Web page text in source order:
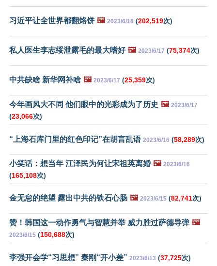
习近平让全世界都翻烙饼 🖼️ 2023/6/18 (202,519次)
私人医生李志绥泄露毛的最大嗜好 🖼️ 2023/6/17 (75,374次)
中共缺啥 新华网补啥 🖼️ 2023/6/17 (25,359次)
今年画风大不同 他们眼中的光彩成为了历史 🖼️ 2023/6/17
(23,066次)
“上海石库门里的红色印记”在胡言乱语 2023/6/16 (58,289次)
小笑话：想当年 江泽民为何让宋祖英离婚 🖼️ 2023/6/16
(165,108次)
金无怠的绝望 露出中共的铁石心肠 🖼️ 2023/6/15 (82,741次)
赞！韩国这一动作勇气与智慧并举 威力胜过萨德导弹 🖼️
2023/6/15 (150,688次)
李强开会学“习思想” 秦刚“开小差” 2023/6/13 (37,725次)